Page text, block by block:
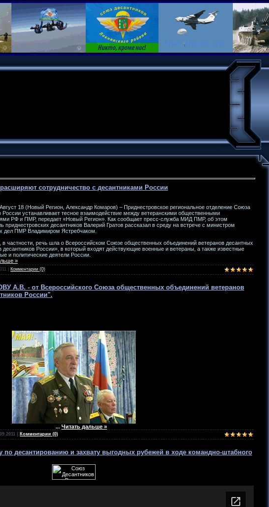
сотрудничество с десантниками России
18 (Новый Регион, Александр Комаров) – Приднестровское региональное отделение Союза
России устанавливает тесное взаимодействие между ветеранскими общественными
РФ и ПМР, передает «Новый Регион». Как сообщает пресс-служба МИД ПМР, об этом
приднестровских десантников Валерий Гратов рассказал в среду на встрече с министром
дел ПМР Владимиром Ястребчаком.
в частности, речь шла о Всероссийском Союзе общественных объединений ветеранов десантных
десантников России», в который входят действующие военные и ветераны, а также известные
и политические деятели России.
»
Комментарии (0)
А.В. - от Всероссийского Союза общественных объединений ветеранов
России".
... Читать дальше »
Комментарии (0)
по десантированию и захвату выгодных рубежей в ходе командно-штабного